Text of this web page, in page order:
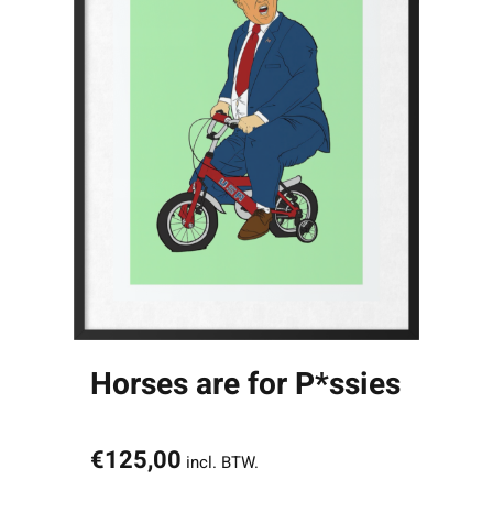
Horses are for P*ssies
€125,00 incl. BTW.